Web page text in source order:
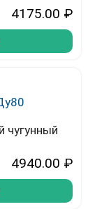
4175.00 ₽
чугунный
4940.00 ₽